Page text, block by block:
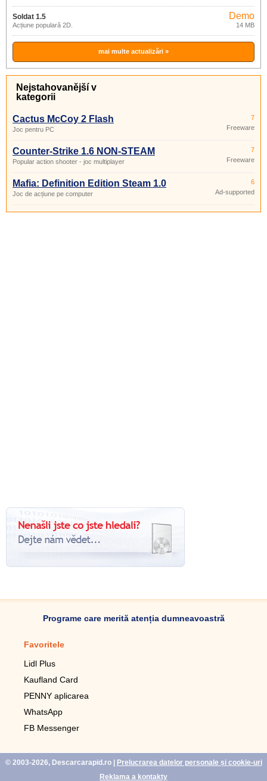
Soldat 1.5
Acțiune populară 2D.
Demo
14 MB
mai multe actualizări »
Nejstahovanější v
kategorii
Cactus McCoy 2 Flash
Joc pentru PC
7
Freeware
Counter-Strike 1.6 NON-STEAM
Popular action shooter - joc multiplayer
7
Freeware
Mafia: Definition Edition Steam 1.0
Joc de acțiune pe computer
6
Ad-supported
Programe care merită atenția dumneavoastră
Favoritele
Lidl Plus
Kaufland Card
PENNY aplicarea
WhatsApp
FB Messenger
© 2003-2026, Descarcarapid.ro|
Prelucrarea datelor personale și cookie-uri
Reklama a kontakty